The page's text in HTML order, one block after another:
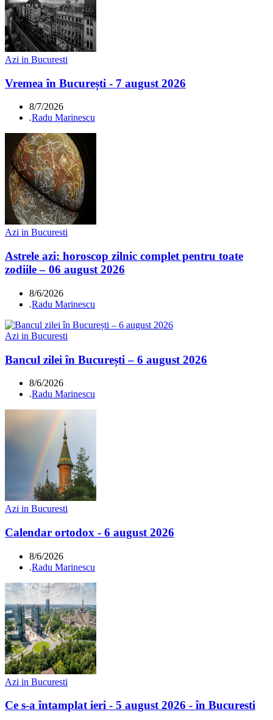
Azi in Bucuresti
Vremea în București - 7 august 2026
8/7/2026
.Radu Marinescu
Azi in Bucuresti
Astrele azi: horoscop zilnic complet pentru toate
zodiile – 06 august 2026
8/6/2026
.Radu Marinescu
Azi in Bucuresti
Bancul zilei în București – 6 august 2026
8/6/2026
.Radu Marinescu
Azi in Bucuresti
Calendar ortodox - 6 august 2026
8/6/2026
.Radu Marinescu
Azi in Bucuresti
Ce s-a întamplat ieri - 5 august 2026 - în Bucuresti